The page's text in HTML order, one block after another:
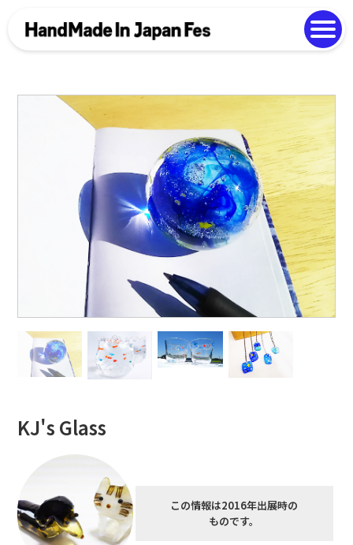
Photo Gallery
EN 中文
KJ's Glass
この情報は2016年出展時の
ものです。